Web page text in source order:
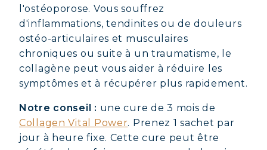
l'ostéoporose. Vous souffrez
d'inflammations, tendinites ou de douleurs
ostéo-articulaires et musculaires
chroniques ou suite à un traumatisme, le
collagène peut vous aider à réduire les
symptômes et à récupérer plus rapidement.
Notre conseil : une cure de 3 mois de
Collagen Vital Power. Prenez 1 sachet par
jour à heure fixe. Cette cure peut être